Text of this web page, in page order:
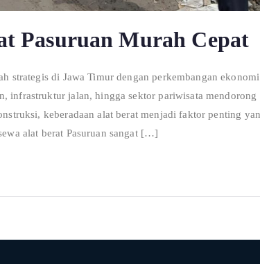
Pasuruan Murah Cepat
strategis di Jawa Timur dengan perkembangan
infrastruktur jalan, hingga sektor pariwisata
keberadaan alat berat menjadi faktor penting
alat berat Pasuruan sangat […]